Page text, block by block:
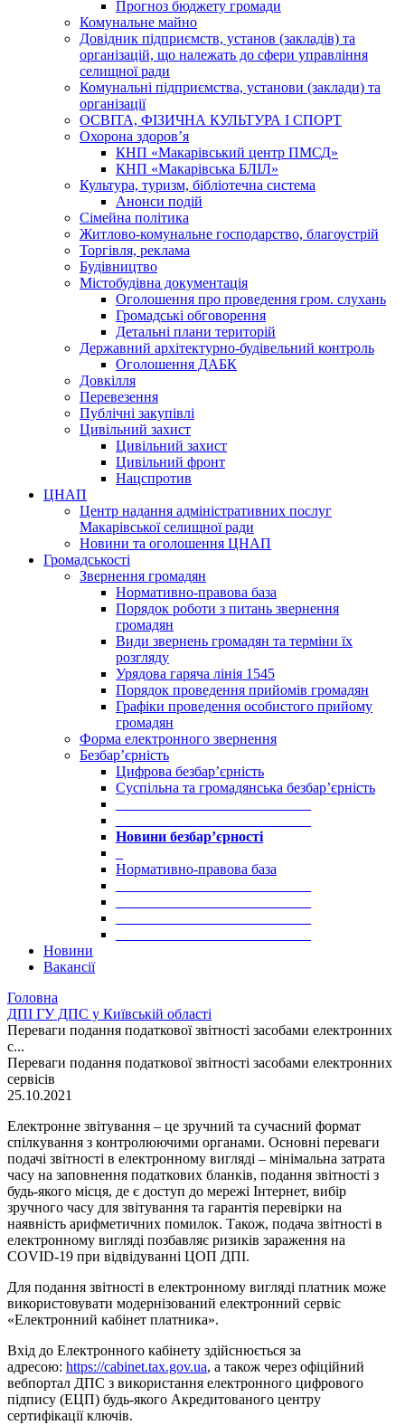
Прогноз бюджету громади
Комунальне майно
Довідник підприємств, установ (закладів) та
організацій, що належать до сфери управління
селищної ради
Комунальні підприємства, установи (заклади) та
організації
ОСВІТА, ФІЗИЧНА КУЛЬТУРА І СПОРТ
Охорона здоров’я
КНП «Макарівський центр ПМСД»
КНП «Макарівська БЛІЛ»
Культура, туризм, бібліотечна система
Анонси подій
Сімейна політика
Житлово-комунальне господарство, благоустрій
Торгівля, реклама
Будівництво
Містобудівна документація
Оголошення про проведення гром. слухань
Громадські обговорення
Детальні плани територій
Державний архітектурно-будівельний контроль
Оголошення ДАБК
Довкілля
Перевезення
Публічні закупівлі
Цивільний захист
Цивільний захист
Цивільний фронт
Нацспротив
ЦНАП
Центр надання адміністративних послуг
Макарівської селищної ради
Новини та оголошення ЦНАП
Громадськості
Звернення громадян
Нормативно-правова база
Порядок роботи з питань звернення
громадян
Види звернень громадян та терміни їх
розгляду
Урядова гаряча лінія 1545
Порядок проведення прийомів громадян
Графіки проведення особистого прийому
громадян
Форма електронного звернення
Безбар’єрність
Цифрова безбар’єрність
Суспільна та громадянська безбар’єрність
Новини безбар’єрності
Нормативно-правова база
Новини
Вакансії
Головна
ДПІ ГУ ДПС у Київській області
Переваги подання податкової звітності засобами електронних
с...
Переваги подання податкової звітності засобами електронних
сервісів
25.10.2021
Електронне звітування – це зручний та сучасний формат
спілкування з контролюючими органами. Основні переваги
подачі звітності в електронному вигляді – мінімальна затрата
часу на заповнення податкових бланків, подання звітності з
будь-якого місця, де є доступ до мережі Інтернет, вибір
зручного часу для звітування та гарантія перевірки на
наявність арифметичних помилок. Також, подача звітності в
електронному вигляді позбавляє ризиків зараження на
COVID-19 при відвідуванні ЦОП ДПІ.
Для подання звітності в електронному вигляді платник може
використовувати модернізований електронний сервіс
«Електронний кабінет платника».
Вхід до Електронного кабінету здійснюється за
адресою: https://cabinet.tax.gov.ua, а також через офіційний
вебпортал ДПС з використання електронного цифрового
підпису (ЕЦП) будь-якого Акредитованого центру
сертифікації ключів.